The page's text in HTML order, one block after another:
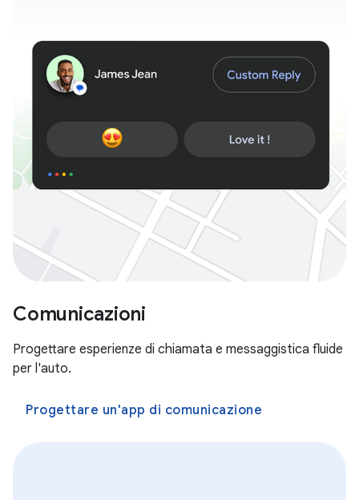
Comunicazioni
Progettare esperienze di chiamata e messaggistica fluide
per l'auto.
Progettare un'app di comunicazione